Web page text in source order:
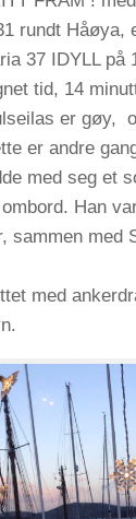
rundt Håøya,
37 IDYLL på
tid, 14
er gøy,
er andre
med seg et
Han
sammen med
med